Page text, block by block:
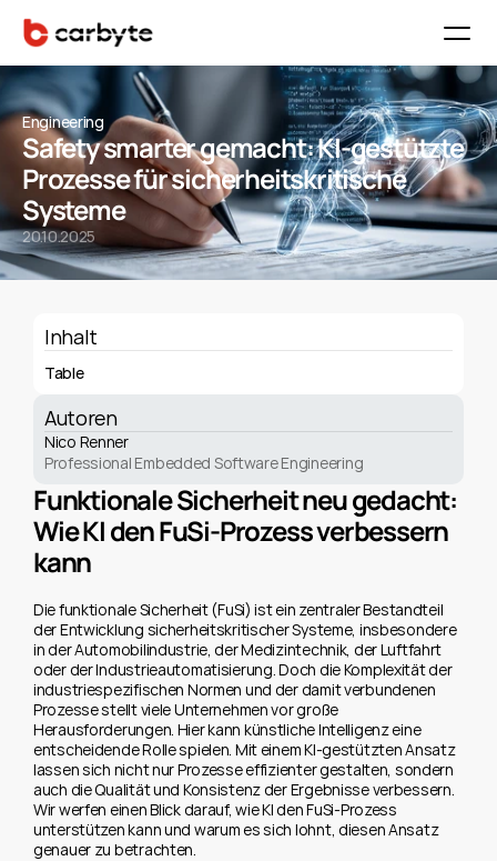
Engineering
Safety smarter gemacht: KI-gestützte
Prozesse für sicherheitskritische
Systeme
20.10.2025
Inhalt
Table
Autoren
Nico Renner
Professional Embedded Software Engineering
Funktionale Sicherheit neu gedacht:
Wie KI den FuSi-Prozess verbessern
kann
Die funktionale Sicherheit (FuSi) ist ein zentraler Bestandteil
der Entwicklung sicherheitskritischer Systeme, insbesondere
in der Automobilindustrie, der Medizintechnik, der Luftfahrt
oder der Industrieautomatisierung. Doch die Komplexität der
industriespezifischen Normen und der damit verbundenen
Prozesse stellt viele Unternehmen vor große
Herausforderungen. Hier kann künstliche Intelligenz eine
entscheidende Rolle spielen. Mit einem KI-gestützten Ansatz
lassen sich nicht nur Prozesse effizienter gestalten, sondern
auch die Qualität und Konsistenz der Ergebnisse verbessern.
Wir werfen einen Blick darauf, wie KI den FuSi-Prozess
unterstützen kann und warum es sich lohnt, diesen Ansatz
genauer zu betrachten.